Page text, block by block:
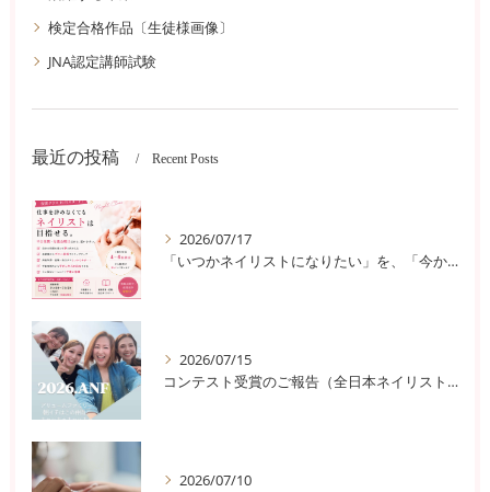
検定合格作品〔生徒様画像〕
JNA認定講師試験
最近の投稿 Recent Posts
2026/07/17
「いつかネイリストになりたい」を、「今から始めよう」に変えませんか？
2026/07/15
コンテスト受賞のご報告（全日本ネイリスト選手権/京都ネイルスクール）
2026/07/10